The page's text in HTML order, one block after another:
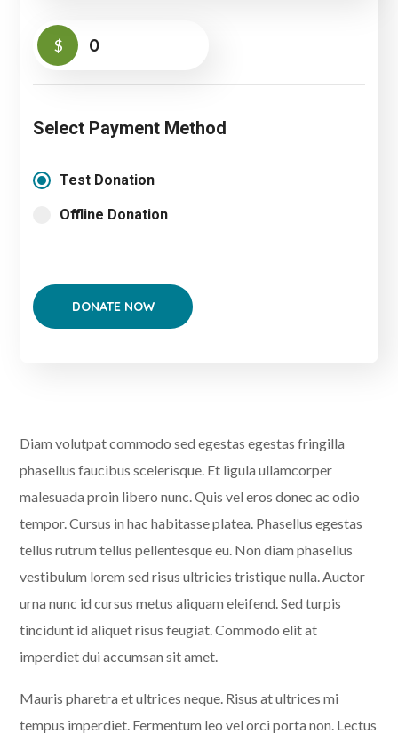
$ 0
Select Payment Method
Test Donation
Offline Donation
Diam volutpat commodo sed egestas egestas fringilla
phasellus faucibus scelerisque. Et ligula ullamcorper
malesuada proin libero nunc. Quis vel eros donec ac odio
tempor. Cursus in hac habitasse platea. Phasellus egestas
tellus rutrum tellus pellentesque eu. Non diam phasellus
vestibulum lorem sed risus ultricies tristique nulla. Auctor
urna nunc id cursus metus aliquam eleifend. Sed turpis
tincidunt id aliquet risus feugiat. Commodo elit at
imperdiet dui accumsan sit amet.
Mauris pharetra et ultrices neque. Risus at ultrices mi
tempus imperdiet. Fermentum leo vel orci porta non. Lectus